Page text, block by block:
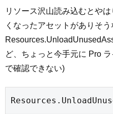
リソース沢山読み込むとや
くなったアセットがありそう
ど、ちょっと今手元に Pro
で確認できない)